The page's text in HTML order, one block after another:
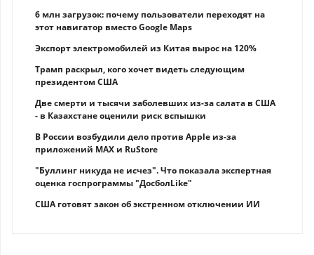
6 млн загрузок: почему пользователи переходят на
этот навигатор вместо Google Maps
Экспорт электромобилей из Китая вырос на 120%
Трамп раскрыл, кого хочет видеть следующим
президентом США
Две смерти и тысячи заболевших из-за салата в США
- в Казахстане оценили риск вспышки
В России возбудили дело против Apple из-за
приложений MAX и RuStore
"Буллинг никуда не исчез". Что показала экспертная
оценка госпрограммы "ДосболLike"
США готовят закон об экстренном отключении ИИ